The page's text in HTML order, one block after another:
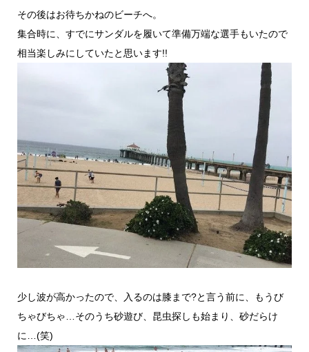
その後はお待ちかねのビーチへ。
集合時に、すでにサンダルを履いて準備万端な選手もいたので
相当楽しみにしていたと思います!!
少し波が高かったので、入るのは膝まで?と言う前に、もうび
ちゃびちゃ…そのうち砂遊び、昆虫探しも始まり、砂だらけ
に…(笑)